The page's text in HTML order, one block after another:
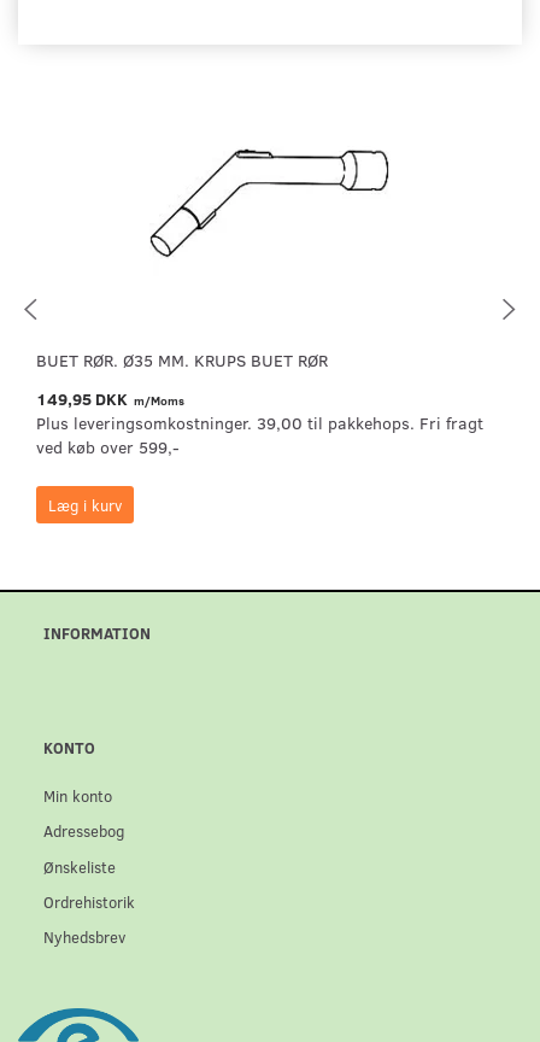
BUET RØR. Ø35 MM. KRUPS BUET RØR
149,95 DKK m/Moms
Plus leveringsomkostninger. 39,00 til pakkehops. Fri fragt
ved køb over 599,-
Læg i kurv
INFORMATION
KONTO
Min konto
Adressebog
Ønskeliste
Ordrehistorik
Nyhedsbrev